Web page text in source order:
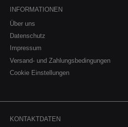
INFORMATIONEN
Über uns
Datenschutz
Impressum
Versand- und Zahlungsbedingungen
Cookie Einstellungen
KONTAKTDATEN